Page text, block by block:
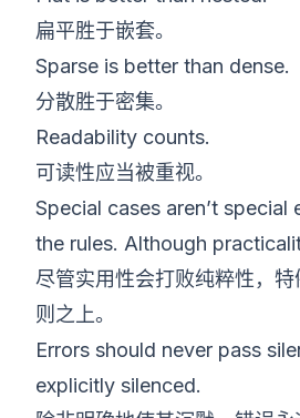
扁平胜于嵌套。
Sparse is better than dense.
分散胜于密集。
Readability counts.
可读性应当被重视。
Special cases aren’t special
the rules. Although
尽管实用性会打败纯粹性，
则之上。
Errors should never pass
explicitly silenced.